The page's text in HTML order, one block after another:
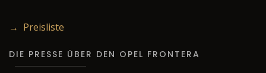
→ Preisliste
DIE PRESSE ÜBER DEN OPEL FRONTERA